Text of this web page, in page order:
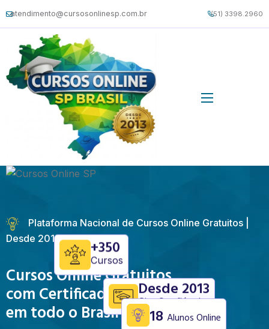
atendimento@cursosonlinesp.com.br (51) 3398.2960
Plataforma Nacional de Cursos Online Gratuitos |
Desde 2013
Cursos Online Gratuitos
com Certificado Válido
em todo o Brasil
+350
Cursos
Desde 2013
Site Confiável
18 Alunos Online